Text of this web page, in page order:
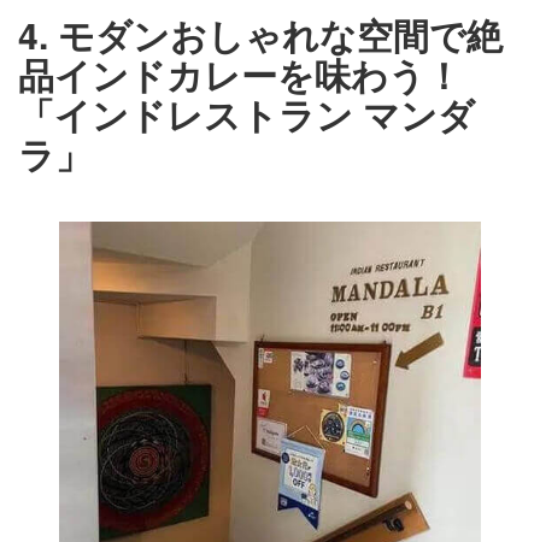
4. モダンおしゃれな空間で絶
品インドカレーを味わう！
「インドレストラン マンダ
ラ」